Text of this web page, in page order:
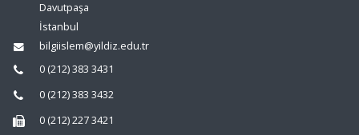
Davutpaşa
İstanbul
bilgiislem@yildiz.edu.tr
0 (212) 383 3431
0 (212) 383 3432
0 (212) 227 3421